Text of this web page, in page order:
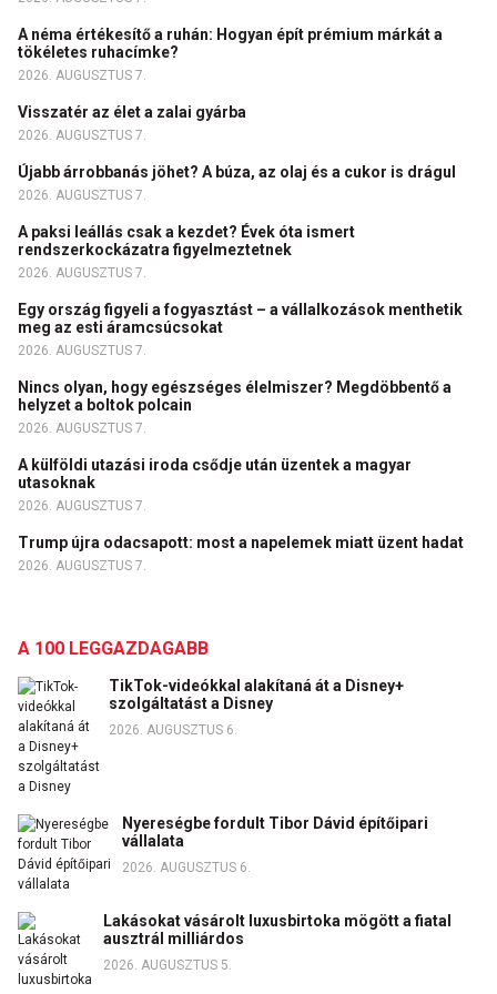
A néma értékesítő a ruhán: Hogyan épít prémium márkát a
tökéletes ruhacímke?
2026. AUGUSZTUS 7.
Visszatér az élet a zalai gyárba
2026. AUGUSZTUS 7.
Újabb árrobbanás jöhet? A búza, az olaj és a cukor is drágul
2026. AUGUSZTUS 7.
A paksi leállás csak a kezdet? Évek óta ismert
rendszerkockázatra figyelmeztetnek
2026. AUGUSZTUS 7.
Egy ország figyeli a fogyasztást – a vállalkozások menthetik
meg az esti áramcsúcsokat
2026. AUGUSZTUS 7.
Nincs olyan, hogy egészséges élelmiszer? Megdöbbentő a
helyzet a boltok polcain
2026. AUGUSZTUS 7.
A külföldi utazási iroda csődje után üzentek a magyar
utasoknak
2026. AUGUSZTUS 7.
Trump újra odacsapott: most a napelemek miatt üzent hadat
2026. AUGUSZTUS 7.
A 100 LEGGAZDAGABB
TikTok-videókkal alakítaná át a Disney+
szolgáltatást a Disney
2026. AUGUSZTUS 6.
Nyereségbe fordult Tibor Dávid építőipari
vállalata
2026. AUGUSZTUS 6.
Lakásokat vásárolt luxusbirtoka mögött a fiatal
ausztrál milliárdos
2026. AUGUSZTUS 5.